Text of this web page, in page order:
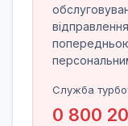
Служба
0 800